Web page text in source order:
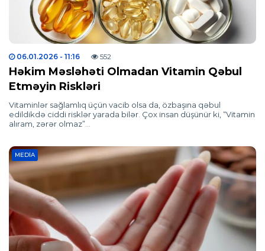
06.01.2026 - 11:16 552
Həkim Məsləhəti Olmadan Vitamin Qəbul
Etməyin Riskləri
Vitaminlər sağlamlıq üçün vacib olsa da, özbaşına qəbul
edildikdə ciddi risklər yarada bilər. Çox insan düşünür ki, “Vitamin
alıram, zərər olmaz”…
MEDIA